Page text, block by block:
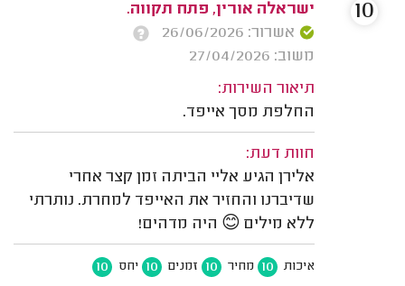
ישראלה אורין, פתח תקווה.
אשרור: 26/06/2026
משוב: 27/04/2026
תיאור השירות:
החלפת מסך אייפד.
חוות דעת:
אלירן הגיע אליי הביתה זמן קצר אחרי
שדיברנו והחזיר את האייפד למחרת. נותרתי
ללא מילים 😊 היה מדהים!
איכות 10 מחיר 10 זמנים 10 יחס 10
10